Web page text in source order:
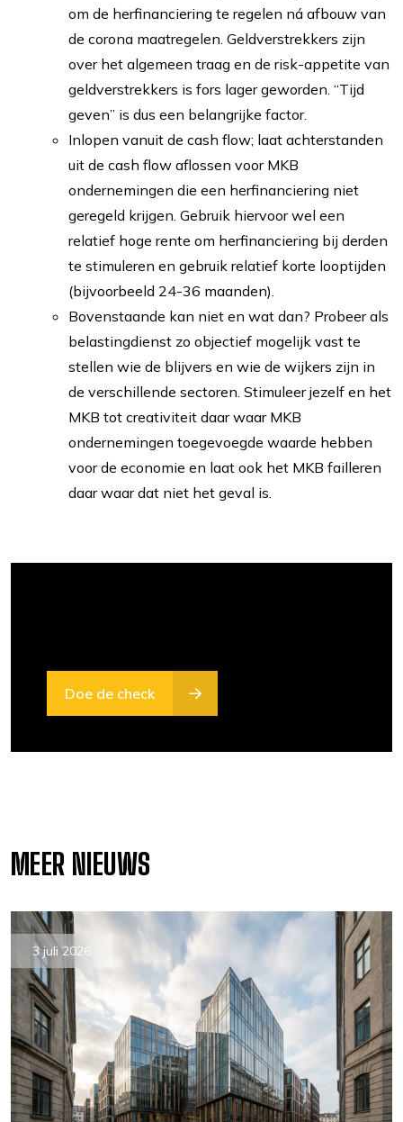
om de herfinanciering te regelen ná afbouw van
de corona maatregelen. Geldverstrekkers zijn
over het algemeen traag en de risk-appetite van
geldverstrekkers is fors lager geworden. “Tijd
geven” is dus een belangrijke factor.
Inlopen vanuit de cash flow; laat achterstanden
uit de cash flow aflossen voor MKB
ondernemingen die een herfinanciering niet
geregeld krijgen. Gebruik hiervoor wel een
relatief hoge rente om herfinanciering bij derden
te stimuleren en gebruik relatief korte looptijden
(bijvoorbeeld 24-36 maanden).
Bovenstaande kan niet en wat dan? Probeer als
belastingdienst zo objectief mogelijk vast te
stellen wie de blijvers en wie de wijkers zijn in
de verschillende sectoren. Stimuleer jezelf en het
MKB tot creativiteit daar waar MKB
ondernemingen toegevoegde waarde hebben
voor de economie en laat ook het MKB failleren
daar waar dat niet het geval is.
Doe de check
MEER NIEUWS
3 juli 2026